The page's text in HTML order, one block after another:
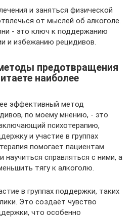
и заняться физической
от мыслей об алкоголе.
- это ключ к поддержанию
и избежанию рецидивов.
предотвращения
наиболее
эффективный метод
по моему мнению, - это
психотерапию,
и участие в группах
помогает пациентам
научиться справляться с ними, а
тягу к алкоголю.
в группах поддержки, таких
Это создаёт чувство
что особенно